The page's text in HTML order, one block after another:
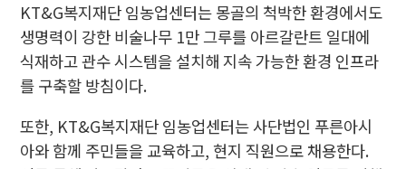
KT&G복지재단 임농업센터는 몽골의 척박한 환경에서도
생명력이 강한 비술나무 1만 그루를 아르갈란트 일대에
식재하고 관수 시스템을 설치해 지속 가능한 환경 인프라
를 구축할 방침이다.
또한, KT&G복지재단 임농업센터는 사단법인 푸른아시
아와 함께 주민들을 교육하고, 현지 직원으로 채용한다.